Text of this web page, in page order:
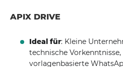
APIX DRIVE
Ideal für: Kleine
technische
vorlagenbasierte